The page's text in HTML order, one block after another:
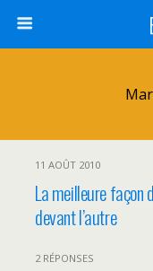
11 AOÛT 2010
La meilleure façon
devant l’autre
2 RÉPONSES